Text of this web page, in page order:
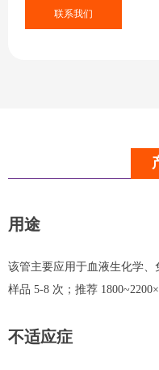
联系我们
用途
该管主要应用于血液生化学
样品 5-8 次；推荐
不适应症